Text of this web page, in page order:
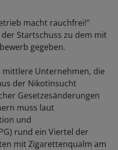
macht rauchfrei!"
Startschuss zu dem mit
gegeben.
mittlere Unternehmen, die
der Nikotinsucht
Gesetzesänderungen
muss laut
und
rund ein Viertel der
mit Zigarettenqualm am